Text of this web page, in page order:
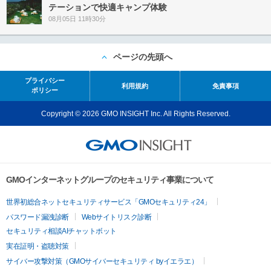
テーションで快適キャンプ体験
08月05日 11時30分
ページの先頭へ
プライバシー
ポリシー
利用規約 免責事項
Copyright © 2026 GMO INSIGHT Inc. All Rights Reserved.
GMOインターネットグループのセキュリティ事業について
世界初総合ネットセキュリティサービス「GMOセキュリティ24」
パスワード漏洩診断
Webサイトリスク診断
セキュリティ相談AIチャットボット
実在証明・盗聴対策
サイバー攻撃対策（GMOサイバーセキュリティ byイエラエ）